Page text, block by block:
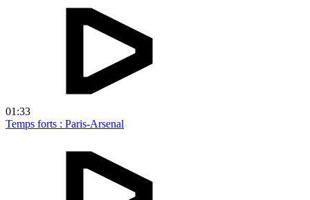
01:33
Temps forts : Paris-Arsenal